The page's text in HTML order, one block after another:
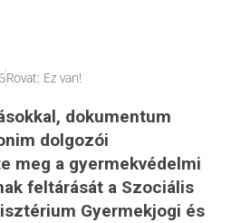
Rovat: Ez van!
dokumentum
dolgozói
meg a gyermekvédelmi
feltárását a Szociális
Gyermekjogi és